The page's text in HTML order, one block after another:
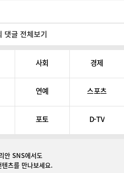
댓글 전체보기
사회 경제
연예 스포츠
포토 D-TV
안 SNS에서도
텐츠를 만나보세요.